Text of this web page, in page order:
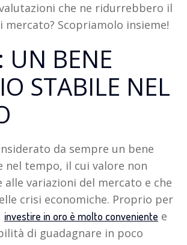
che ne ridurrebbero il
mercato? Scopriamolo insieme!
UN BENE
STABILE NEL
da sempre un bene
nel tempo, il cui valore non
alle variazioni del mercato e che
crisi economiche. Proprio per
investire in oro è molto conveniente e
di guadagnare in poco